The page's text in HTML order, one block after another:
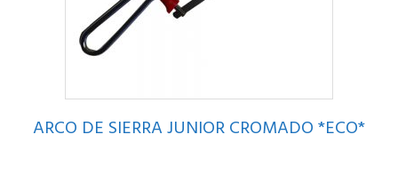
ARCO DE SIERRA JUNIOR CROMADO *ECO*